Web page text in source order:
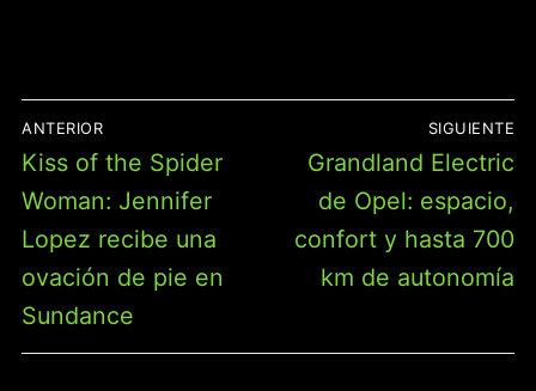
DE
ENTRADAS
ANTERIOR
Entrada
anterior:
Kiss of the Spider
Woman: Jennifer
Lopez recibe una
ovación de pie en
Sundance
SIGUIENTE
Entrada
siguiente:
Grandland Electric
de Opel: espacio,
confort y hasta 700
km de autonomía